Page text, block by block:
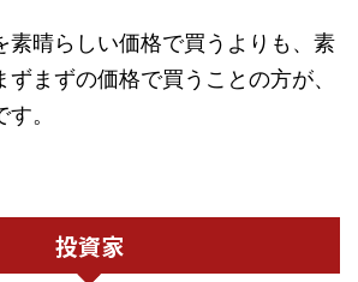
素晴らしい価格で買うよりも、素
まずの価格で買うことの方が、
。
投資家